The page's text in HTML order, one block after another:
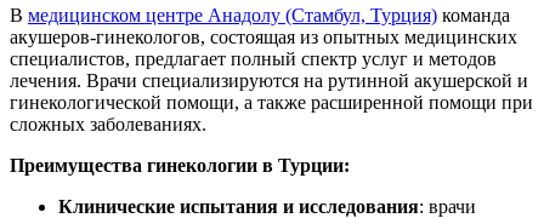
В медицинском центре Анадолу (Стамбул, Турция) команда
акушеров-гинекологов, состоящая из опытных медицинских
специалистов, предлагает полный спектр услуг и методов
лечения. Врачи специализируются на рутинной акушерской и
гинекологической помощи, а также расширенной помощи при
сложных заболеваниях.
Преимущества гинекологии в Турции:
Клинические испытания и исследования: врачи